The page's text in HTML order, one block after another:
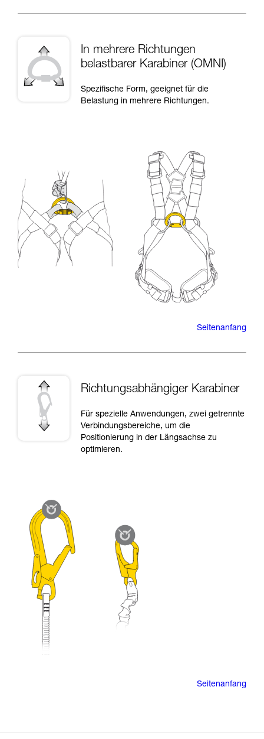
In mehrere Richtungen
belastbarer Karabiner (OMNI)
Spezifische Form, geeignet für die
Belastung in mehrere Richtungen.
Seitenanfang
Richtungsabhängiger Karabiner
Für spezielle Anwendungen, zwei getrennte
Verbindungsbereiche, um die
Positionierung in der Längsachse zu
optimieren.
Seitenanfang